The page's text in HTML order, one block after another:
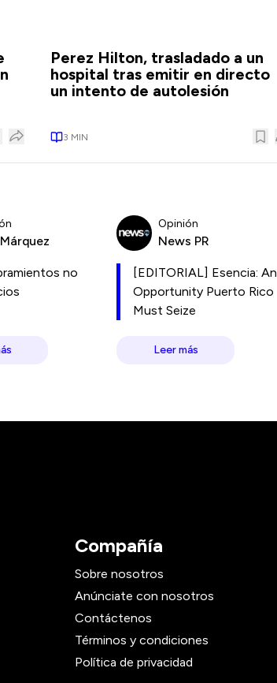
Perez Hilton, trasladado a un
hospital tras emitir en directo
un intento de autolesión
3 MIN
no
Opinión
News PR
[EDITORIAL] Esencia: An
Opportunity Puerto Rico
Must Seize
Leer más
Compañía
Sobre nosotros
Anúnciate con nosotros
Contáctenos
Términos y condiciones
Política de privacidad